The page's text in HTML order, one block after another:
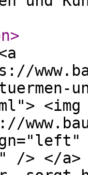
>
<img
/> </a>